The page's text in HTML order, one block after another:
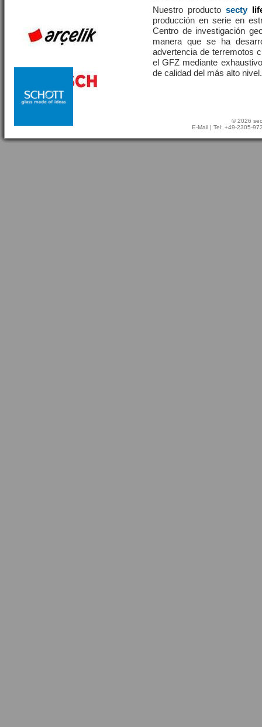
Nuestro productosecty
producción en serie en
Centro de investigación
manera que se ha
advertencia de terremotos
el GFZ mediante
de calidad del más alto nivel.
© 2026
E-Mail | Tel: +49-2305-